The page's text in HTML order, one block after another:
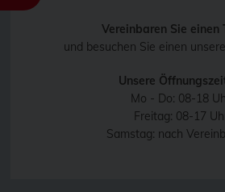
Vereinbaren Sie einen
und besuchen Sie einen
Unsere
Mo - Do: 08-18
Freitag: 08-17
Samstag: nach